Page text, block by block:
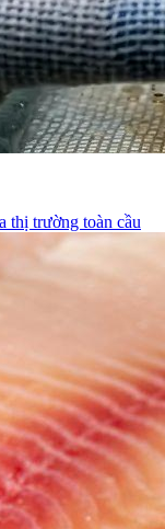
thị trường toàn cầu